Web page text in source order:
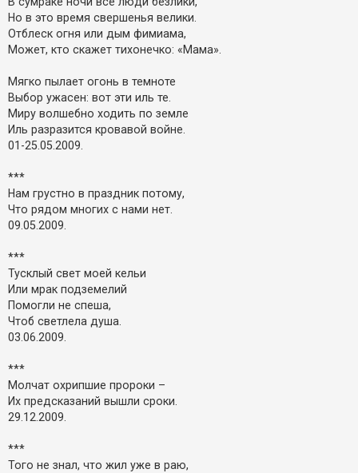
Но в это время свершенья велики.
Отблеск огня или дым фимиама,
Может, кто скажет тихонечко: «Мама».
Мягко пылает огонь в темноте
Выбор ужасен: вот эти иль те.
Миру волшебно ходить по земле
Иль разразится кровавой войне.
01-25.05.2009.
***
Нам грустно в праздник потому,
Что рядом многих с нами нет.
09.05.2009.
***
Тусклый свет моей кельи
Или мрак подземелий
Помогли не спеша,
Чтоб светлела душа.
03.06.2009.
***
Молчат охрипшие пророки –
Их предсказаний вышли сроки.
29.12.2009.
***
Того не знал, что жил уже в раю,